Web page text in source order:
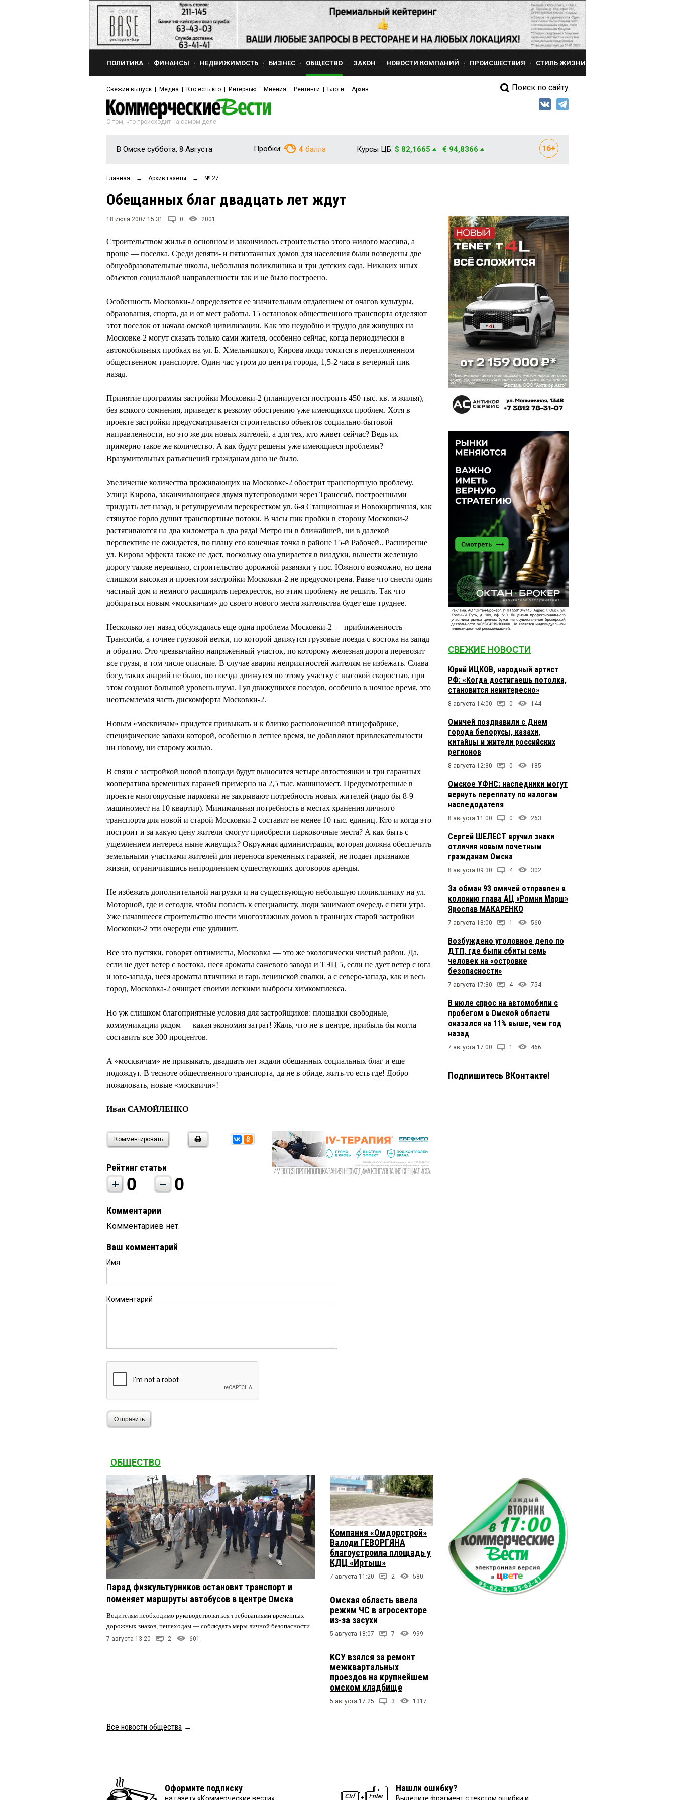
ПОЛИТИКА ФИНАНСЫ НЕДВИЖИМОСТЬ БИЗНЕС ОБЩЕСТВО ЗАКОН НОВОСТИ КОМПАНИЙ ПРОИСШЕСТВИЯ СТИЛЬ ЖИЗНИ
Свежий выпуск Медиа Кто есть кто Интервью Мнения Рейтинги Блоги Архив Поиск по сайту
О том, что происходит на самом деле
В Омске суббота, 8 Августа Пробки: 4 балла Курсы ЦБ: $ 82,1665 € 94,8366
Главная → Архив газеты → № 27
Обещанных благ двадцать лет ждут
18 июля 2007 15:31 0 2001
Строительством жилья в основном и закончилось строительство этого жилого массива, а
проще — поселка. Среди девяти- и пятиэтажных домов для населения были возведены две
общеобразовательные школы, небольшая поликлиника и три детских сада. Никаких иных
объектов социальной направленности так и не было построено.
Особенность Московки-2 определяется ее значительным отдалением от очагов культуры,
образования, спорта, да и от мест работы. 15 остановок общественного транспорта отделяют
этот поселок от начала омской цивилизации. Как это неудобно и трудно для живущих на
Московке-2 могут сказать только сами жителя, особенно сейчас, когда периодически в
автомобильных пробках на ул. Б. Хмельницкого, Кирова люди томятся в переполненном
общественном транспорте. Один час утром до центра города, 1,5-2 часа в вечерний пик —
назад.
Принятие программы застройки Московки-2 (планируется построить 450 тыс. кв. м жилья),
без всякого сомнения, приведет к резкому обострению уже имеющихся проблем. Хотя в
проекте застройки предусматривается строительство объектов социально-бытовой
направленности, но это же для новых жителей, а для тех, кто живет сейчас? Ведь их
примерно такое же количество. А как будут решены уже имеющиеся проблемы?
Вразумительных разъяснений гражданам дано не было.
Увеличение количества проживающих на Московке-2 обострит транспортную проблему.
Улица Кирова, заканчивающаяся двумя путепроводами через Транссиб, построенными
тридцать лет назад, и регулируемым перекрестком ул. 6-я Станционная и Новокирпичная, как
стянутое горло душит транспортные потоки. В часы пик пробки в сторону Московки-2
растягиваются на два километра в два ряда! Метро ни в ближайшей, ни в далекой
перспективе не ожидается, по плану его конечная точка в районе 15-й Рабочей.. Расширение
ул. Кирова эффекта также не даст, поскольку она упирается в виадуки, вынести железную
дорогу также нереально, строительство дорожной развязки у пос. Южного возможно, но цена
слишком высокая и проектом застройки Московки-2 не предусмотрена. Разве что снести один
частный дом и немного расширить перекресток, но этим проблему не решить. Так что
добираться новым «москвичам» до своего нового места жительства будет еще труднее.
Несколько лет назад обсуждалась еще одна проблема Московки-2 — приближенность
Транссиба, а точнее грузовой ветки, по которой движутся грузовые поезда с востока на запад
и обратно. Это чрезвычайно напряженный участок, по которому железная дорога перевозит
все грузы, в том числе опасные. В случае аварии неприятностей жителям не избежать. Слава
богу, таких аварий не было, но поезда движутся по этому участку с высокой скоростью, при
этом создают большой уровень шума. Гул движущихся поездов, особенно в ночное время, это
неотъемлемая часть дискомфорта Московки-2.
Новым «москвичам» придется привыкать и к близко расположенной птицефабрике,
специфические запахи которой, особенно в летнее время, не добавляют привлекательности
ни новому, ни старому жилью.
В связи с застройкой новой площади будут выносится четыре автостоянки и три гаражных
кооператива временных гаражей примерно на 2,5 тыс. машиномест. Предусмотренные в
проекте многоярусные парковки не закрывают потребность новых жителей (надо бы 8-9
машиномест на 10 квартир). Минимальная потребность в местах хранения личного
транспорта для новой и старой Московки-2 составит не менее 10 тыс. единиц. Кто и когда это
построит и за какую цену жители смогут приобрести парковочные места? А как быть с
ущемлением интереса ныне живущих? Окружная администрация, которая должна обеспечить
земельными участками жителей для переноса временных гаражей, не подает признаков
жизни, ограничившись непродлением существующих договоров аренды.
Не избежать дополнительной нагрузки и на существующую небольшую поликлинику на ул.
Моторной, где и сегодня, чтобы попасть к специалисту, люди занимают очередь с пяти утра.
Уже начавшееся строительство шести многоэтажных домов в границах старой застройки
Московки-2 эти очереди еще удлинит.
Все это пустяки, говорят оптимисты, Московка — это же экологически чистый район. Да,
если не дует ветер с востока, неся ароматы сажевого завода и ТЭЦ 5, если не дует ветер с юга
и юго-запада, неся ароматы птичника и гарь ленинской свалки, а с северо-запада, как и весь
город, Московка-2 очищает своими легкими выбросы химкомплекса.
Но уж слишком благоприятные условия для застройщиков: площадки свободные,
коммуникации рядом — какая экономия затрат! Жаль, что не в центре, прибыль бы могла
составить все 300 процентов.
А «москвичам» не привыкать, двадцать лет ждали обещанных социальных благ и еще
подождут. В тесноте общественного транспорта, да не в обиде, жить-то есть где! Добро
пожаловать, новые «москвичи»!
Иван САМОЙЛЕНКО
Комментировать
Рейтинг статьи
0 0
Комментарии
Комментариев нет.
Ваш комментарий
Имя
Комментарий
Отправить
СВЕЖИЕ НОВОСТИ
Юрий ИЦКОВ, народный артист
РФ: «Когда достигаешь потолка,
становится неинтересно»
8 августа 14:00 0 144
Омичей поздравили с Днем
города белорусы, казахи,
китайцы и жители российских
регионов
8 августа 12:30 0 185
Омское УФНС: наследники могут
вернуть переплату по налогам
наследодателя
8 августа 11:00 0 263
Сергей ШЕЛЕСТ вручил знаки
отличия новым почетным
гражданам Омска
8 августа 09:30 4 302
За обман 93 омичей отправлен в
колонию глава АЦ «Ромни Марш»
Ярослав МАКАРЕНКО
7 августа 18:00 1 560
Возбуждено уголовное дело по
ДТП, где были сбиты семь
человек на «островке
безопасности»
7 августа 17:30 4 754
В июле спрос на автомобили с
пробегом в Омской области
оказался на 11% выше, чем год
назад
7 августа 17:00 1 466
Подпишитесь ВКонтакте!
ОБЩЕСТВО
Парад физкультурников остановит транспорт и
поменяет маршруты автобусов в центре Омска
Водителям необходимо руководствоваться требованиями временных
дорожных знаков, пешеходам — соблюдать меры личной безопасности.
7 августа 13:20 2 601
Компания «Омдорстрой»
Валоди ГЕВОРГЯНА
благоустроила площадь у
КДЦ «Иртыш»
7 августа 11:20 2 580
Омская область ввела
режим ЧС в агросекторе
из-за засухи
5 августа 18:07 7 999
КСУ взялся за ремонт
межквартальных
проездов на крупнейшем
омском кладбище
5 августа 17:25 3 1317
Все новости общества →
Оформите подписку Нашли ошибку?